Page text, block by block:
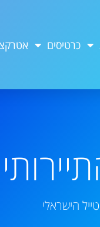
כרטיסים
הישראלי